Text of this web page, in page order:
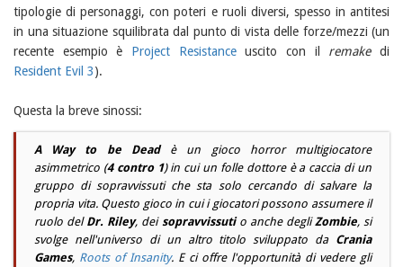
tipologie di personaggi, con poteri e ruoli diversi, spesso in antitesi
in una situazione squilibrata dal punto di vista delle forze/mezzi (un
recente esempio è Project Resistanceuscito con il remakedi
Resident Evil 3).
Questa la breve sinossi:
A Way to be Deadè un gioco horrormultigiocatore
asimmetrico (4 contro 1) in cui un folle dottore è a caccia di un
gruppo di sopravvissuti che sta solo cercando di salvare la
propria vita. Questo gioco in cui i giocatori possono assumere il
ruolo del Dr. Riley, dei sopravvissutio anche degliZombie, si
svolge nell'universo di un altro titolo sviluppato da Crania
Games, Roots of Insanity. E ci offre l'opportunità di vedere gli